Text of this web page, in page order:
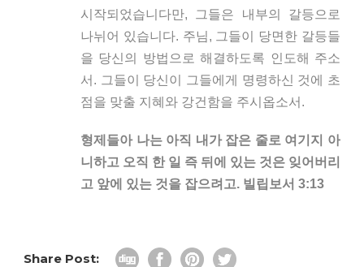
시작되었습니다만, 그들은 내부의 갈등으로
나뉘어 있습니다. 주님, 그들이 당면한 갈등들
을 당신의 방법으로 해결하도록 인도해 주소
서. 그들이 당신이 그들에게 명령하신 것에 초
점을 맞출 지혜와 강건함을 주시옵소서.
형제들아 나는 아직 내가 잡은 줄로 여기지 아
니하고 오직 한 일 즉 뒤에 있는 것은 잊어버리
고 앞에 있는 것을 잡으려고. 빌립보서 3:13
Share Post: